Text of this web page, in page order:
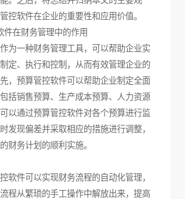
控软件在企业的重要性和应用价值。
件在财务管理中的作用
为一种财务管理工具，可以帮助企业实
定、执行和控制，从而有效管理企业的
，预算管控软件可以帮助企业制定全面
括销售预算、生产成本预算、人力资源
以通过预算管控软件对各个预算进行监
发现偏差并采取相应的措施进行调整，
财务计划的顺利实施。
软件可以实现财务流程的自动化管理，
程从繁琐的手工操作中解放出来，提高